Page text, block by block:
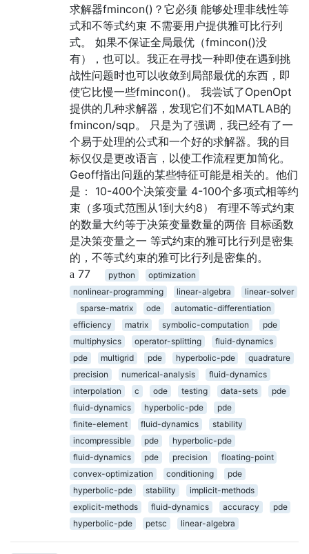
求解器fmincon()？它必须 能够处理非线性等
式和不等式约束 不需要用户提供雅可比行列
式。 如果不保证全局最优（fmincon()没
有），也可以。我正在寻找一种即使在遇到挑
战性问题时也可以收敛到局部最优的东西，即
使它比慢一些fmincon()。 我尝试了OpenOpt
提供的几种求解器，发现它们不如MATLAB的
fmincon/sqp。 只是为了强调，我已经有了一
个易于处理的公式和一个好的求解器。我的目
标仅仅是更改语言，以使工作流程更加简化。
Geoff指出问题的某些特征可能是相关的。他们
是： 10-400个决策变量 4-100个多项式相等约
束（多项式范围从1到大约8） 有理不等式约束
的数量大约等于决策变量数量的两倍 目标函数
是决策变量之一 等式约束的雅可比行列是密集
的，不等式约束的雅可比行列是密集的。
77
python
optimization
nonlinear-programming
linear-algebra
linear-solver
sparse-matrix
ode
automatic-differentiation
efficiency
matrix symbolic-computation
pde
multiphysics
operator-splitting
fluid-dynamics
pde
multigrid pde hyperbolic-pde
quadrature
precision
numerical-analysis
fluid-dynamics
interpolation
c ode testing data-sets
pde
fluid-dynamics
hyperbolic-pde
pde
finite-element
fluid-dynamics
stability
incompressible
pde
hyperbolic-pde
fluid-dynamics
pde precision
floating-point
convex-optimization
conditioning
pde
hyperbolic-pde
stability
implicit-methods
explicit-methods
fluid-dynamics accuracy
pde
hyperbolic-pde
petsc linear-algebra